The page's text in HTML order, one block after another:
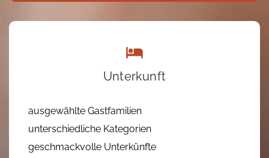
Unterkunft
ausgewählte Gastfamilien
unterschiedliche Kategorien
geschmackvolle Unterkünfte